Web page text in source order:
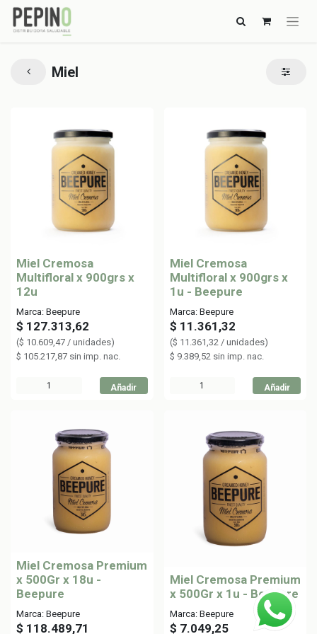
Miel
Miel Cremosa
Multifloral x 900grs x
12u
Marca: Beepure
$ 127.313,62
($ 10.609,47 / unidades)
$ 105.217,87 sin imp. nac.
Añadir
Miel Cremosa
Multifloral x 900grs x
1u - Beepure
Marca: Beepure
$ 11.361,32
($ 11.361,32 / unidades)
$ 9.389,52 sin imp. nac.
Añadir
Miel Cremosa Premium
x 500Gr x 18u -
Beepure
Marca: Beepure
$ 118.489,71
Miel Cremosa Premium
x 500Gr x 1u - Beepure
Marca: Beepure
$ 7.049,25